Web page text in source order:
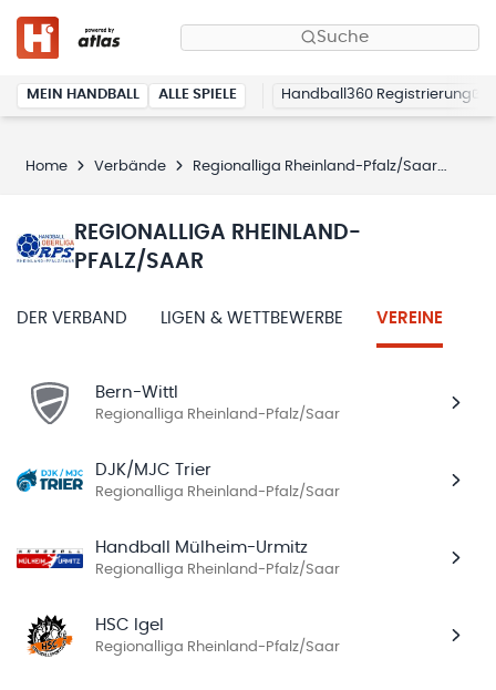
Suche
MEIN HANDBALL ALLE SPIELE Handball360 Registrierung
Home Verbände Regionalliga Rheinland-Pfalz/Saar
REGIONALLIGA RHEINLAND-
PFALZ/SAAR
DER VERBAND LIGEN & WETTBEWERBE VEREINE
Bern-Wittl
Regionalliga Rheinland-Pfalz/Saar
DJK/MJC Trier
Regionalliga Rheinland-Pfalz/Saar
Handball Mülheim-Urmitz
Regionalliga Rheinland-Pfalz/Saar
HSC Igel
Regionalliga Rheinland-Pfalz/Saar